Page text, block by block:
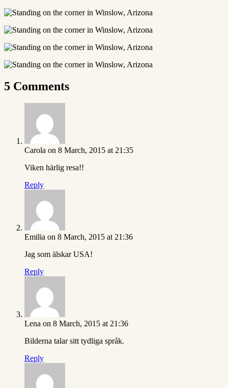
5 Comments
Carola on 8 March, 2015 at 21:35
Viken härlig resa!!
Reply
Emilia on 8 March, 2015 at 21:36
Jag som älskar USA!
Reply
Lena on 8 March, 2015 at 21:36
Bilderna talar sitt tydliga språk.
Reply